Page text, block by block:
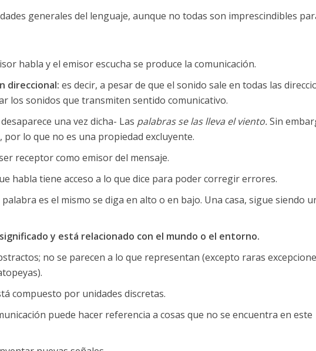
generales del lenguaje, aunque no todas son imprescindibles
habla y el emisor escucha se produce la comunicación.
direccional: es decir, a pesar de que el sonido sale en todas las
los sonidos que transmiten sentido comunicativo.
una vez dicha- Las palabras se las lleva el viento.Sin
lo que no es una propiedad excluyente.
receptor como emisor del mensaje.
habla tiene acceso a lo que dice para poder corregir errores.
es el mismo se diga en alto o en bajo. Una casa, sigue siendo
y está relacionado con el mundo o el entorno.
no se parecen a lo que representan (excepto raras
compuesto por unidades discretas.
puede hacer referencia a cosas que no se encuentra en este